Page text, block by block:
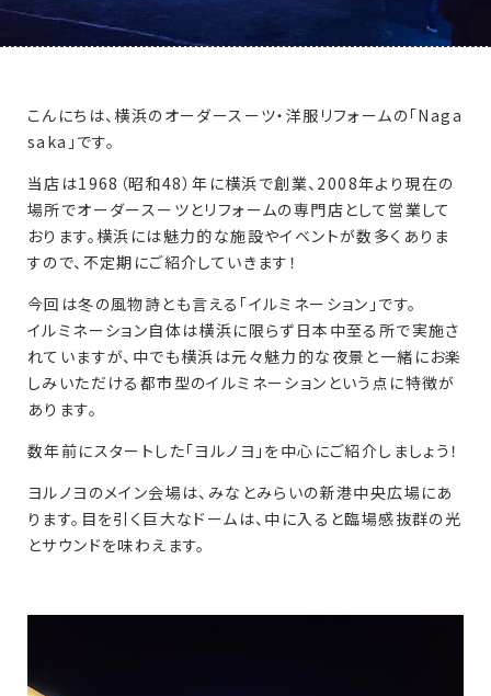
こんにちは、横浜のオーダースーツ・洋服リフォームの「Naga
saka」です。
当店は1968（昭和48）年に横浜で創業、2008年より現在の
場所でオーダースーツとリフォームの専門店として営業して
おります。横浜には魅力的な施設やイベントが数多くありま
すので、不定期にご紹介していきます！
今回は冬の風物詩とも言える「イルミネーション」です。
イルミネーション自体は横浜に限らず日本中至る所で実施さ
れていますが、中でも横浜は元々魅力的な夜景と一緒にお楽
しみいただける都市型のイルミネーションという点に特徴が
あります。
数年前にスタートした「ヨルノヨ」を中心にご紹介しましょう！
ヨルノヨのメイン会場は、みなとみらいの新港中央広場にあ
ります。目を引く巨大なドームは、中に入ると臨場感抜群の光
とサウンドを味わえます。